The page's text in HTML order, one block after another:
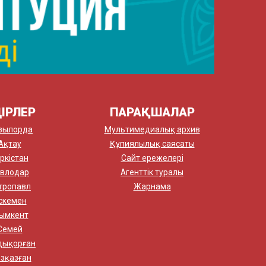
ПАРАҚШАЛАР
Мультимедиалық архив
Құпиялылық саясаты
Сайт ережелері
Агенттік туралы
Жарнама